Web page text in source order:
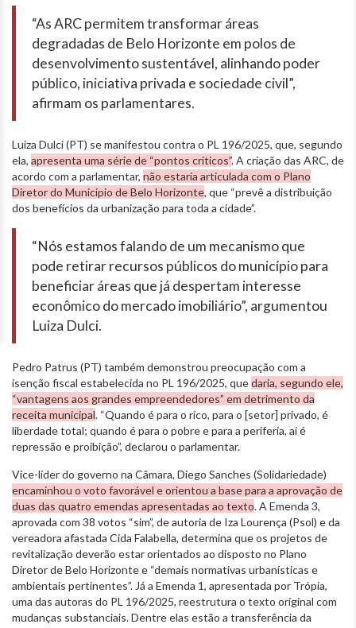
“As ARC permitem transformar áreas
degradadas de Belo Horizonte em polos de
desenvolvimento sustentável, alinhando poder
público, iniciativa privada e sociedade civil”,
afirmam os parlamentares.
Luiza Dulci (PT) se manifestou contra o PL 196/2025, que, segundo
ela, apresenta uma série de “pontos críticos”. A criação das ARC, de
acordo com a parlamentar, não estaria articulada com o Plano
Diretor do Município de Belo Horizonte, que “prevê a distribuição
dos benefícios da urbanização para toda a cidade”.
“Nós estamos falando de um mecanismo que
pode retirar recursos públicos do município para
beneficiar áreas que já despertam interesse
econômico do mercado imobiliário”, argumentou
Luiza Dulci.
Pedro Patrus (PT) também demonstrou preocupação com a
isenção fiscal estabelecida no PL 196/2025, quedaria, segundo ele,
“vantagens aos grandes empreendedores” em detrimento da
receita municipal. “Quando é para o rico, para o [setor] privado, é
liberdade total; quando é para o pobre e para a periferia, aí é
repressão e proibição”, declarou o parlamentar.
Vice-líder do governo na Câmara, Diego Sanches (Solidariedade)
encaminhou o voto favorável e orientou a base para a aprovação de
duas das quatro emendas apresentadas ao texto. A Emenda 3,
aprovada com 38 votos “sim”, de autoria de Iza Lourença (Psol) e da
vereadora afastada Cida Falabella, determina que os projetos de
revitalização deverão estar orientados ao disposto no Plano
Diretor de Belo Horizonte e “demais normativas urbanísticas e
ambientais pertinentes”. Já a Emenda 1, apresentada por Trópia,
uma das autoras do PL 196/2025, reestrutura o texto original com
mudanças substanciais. Dentre elas estão a transferência da